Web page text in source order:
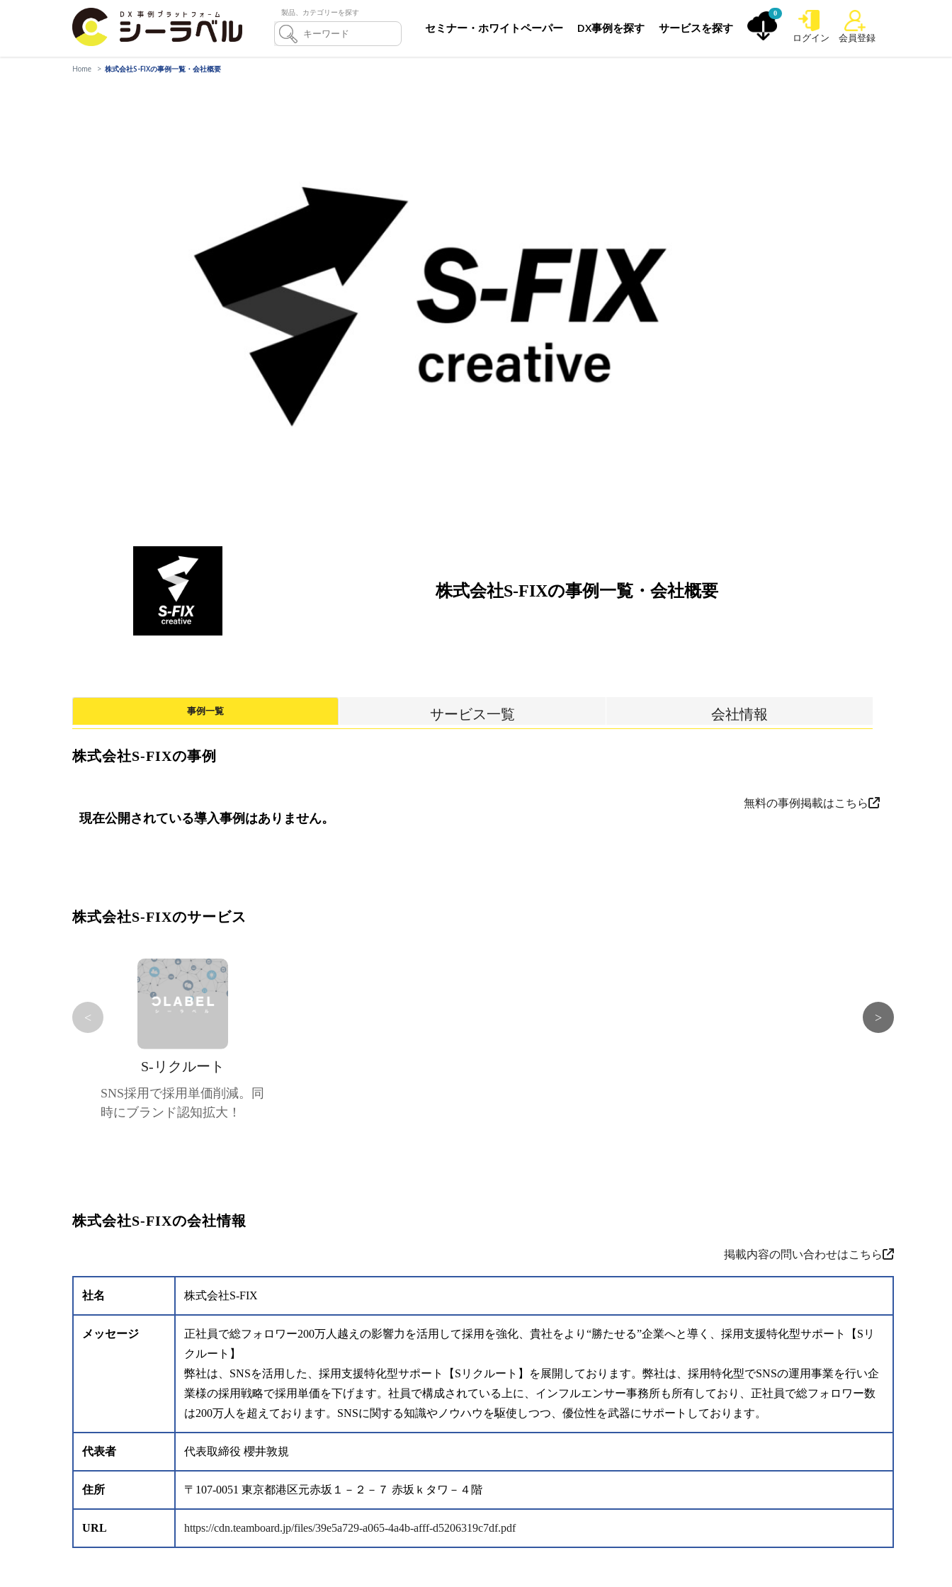
製品、カテゴリーを探す
セミナー・ホワイトペーパー DX事例を探す サービスを探す
0
ログイン 会員登録
Home 株式会社S-FIXの事例一覧・会社概要
株式会社S-FIXの事例一覧・会社概要
事例一覧 サービス一覧 会社情報
株式会社S-FIXの事例
無料の事例掲載はこちら
現在公開されている導入事例はありません。
株式会社S-FIXのサービス
S-リクルート
SNS採用で採用単価削減。同
時にブランド認知拡大！
< >
株式会社S-FIXの会社情報
掲載内容の問い合わせはこちら
社名 株式会社S-FIX
メッセージ
正社員で総フォロワー200万人越えの影響力を活用して採用を強化、貴社をより“勝たせる”企業へと導く、採用支援特化型サポート【Sリ
クルート】
弊社は、SNSを活用した、採用支援特化型サポート【Sリクルート】を展開しております。弊社は、採用特化型でSNSの運用事業を行い企
業様の採用戦略で採用単価を下げます。社員で構成されている上に、インフルエンサー事務所も所有しており、正社員で総フォロワー数
は200万人を超えております。SNSに関する知識やノウハウを駆使しつつ、優位性を武器にサポートしております。
代表者 代表取締役 櫻井敦規
住所 〒107-0051 東京都港区元赤坂１－２－７ 赤坂ｋタワ－４階
URL https://cdn.teamboard.jp/files/39e5a729-a065-4a4b-afff-d5206319c7df.pdf